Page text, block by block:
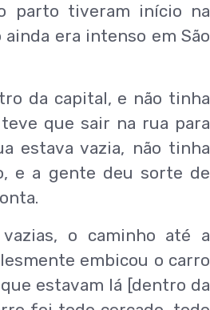
parto tiveram início na
era intenso em São
da capital, e não tinha
que sair na rua para
estava vazia, não tinha
e a gente deu sorte de
o caminho até a
embicou o carro
estavam lá [dentro da